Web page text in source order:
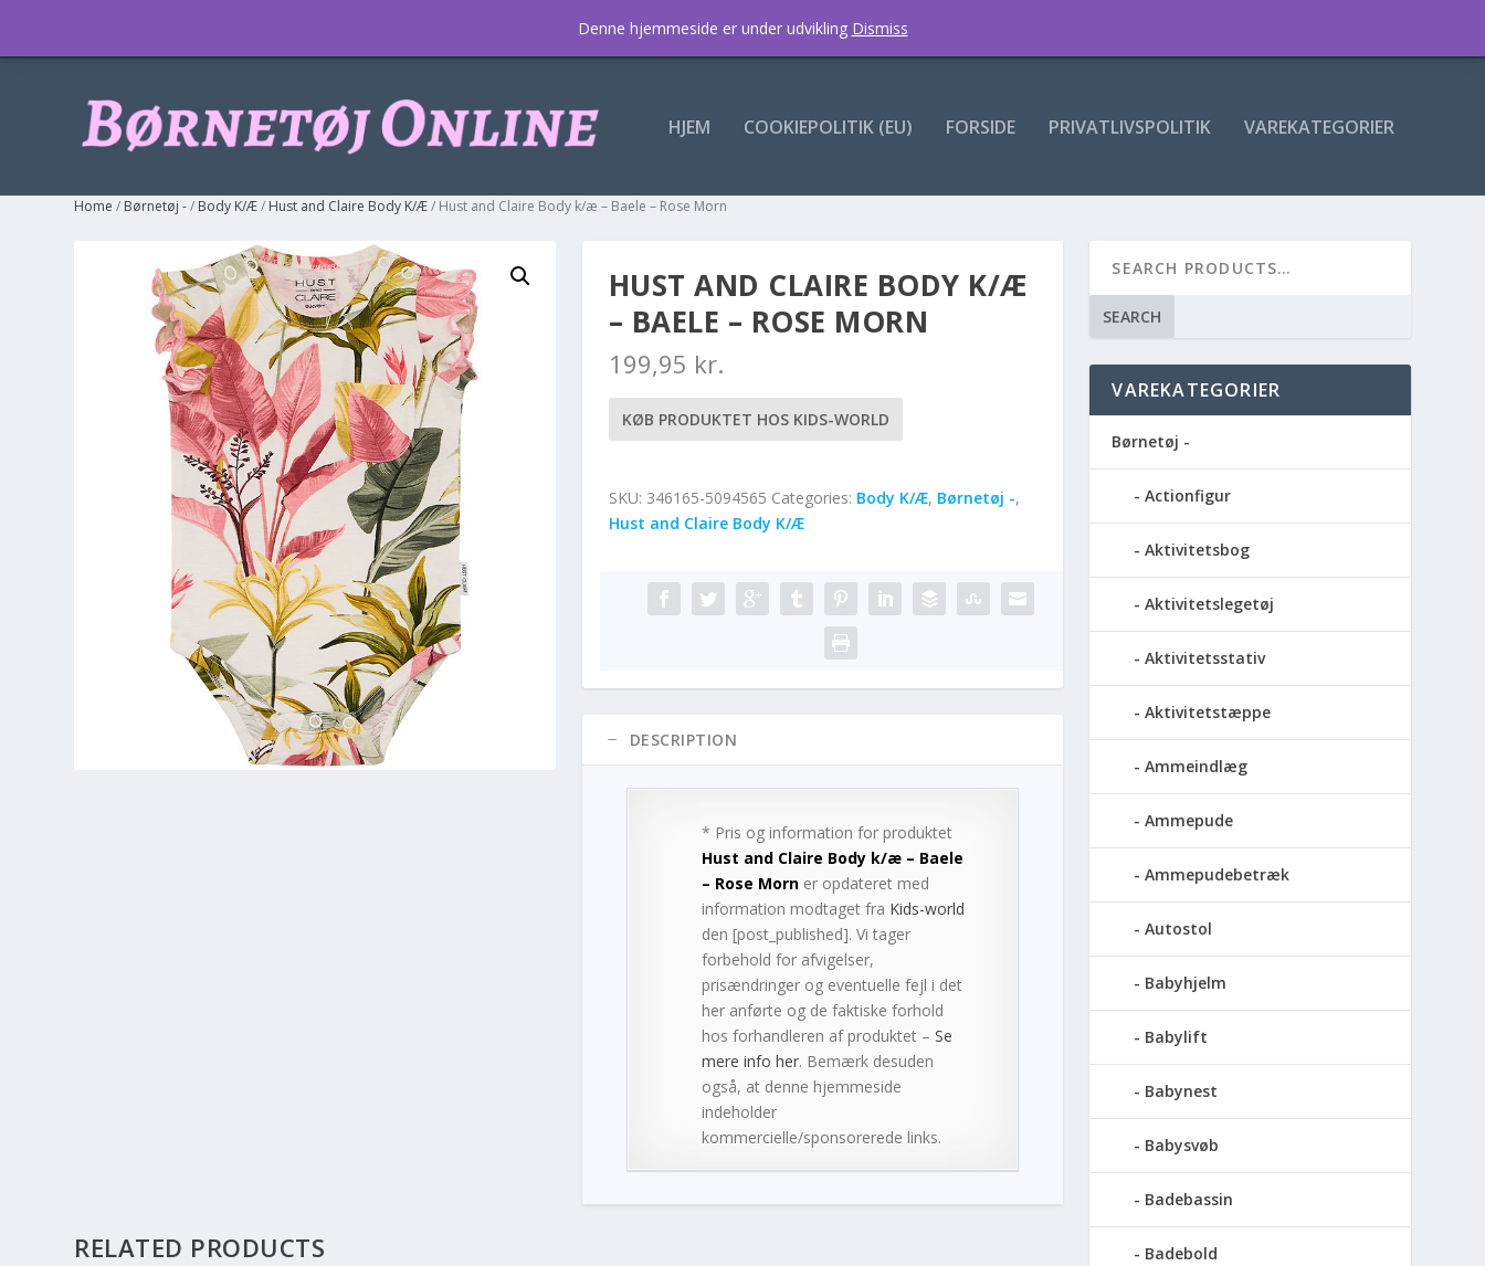
HJEM COOKIEPOLITIK (EU) FORSIDE PRIVATLIVSPOLITIK VAREKATEGORIER
Home / Børnetøj -/ Body K/Æ/ Hust and Claire Body K/Æ/ Hust and Claire Body k/æ – Baele – Rose Morn
HUST AND CLAIRE BODY K/Æ
– BAELE – ROSE MORN
199,95 kr.
KØB PRODUKTET HOS KIDS-WORLD
SKU: 346165-5094565 Categories: Body K/Æ, Børnetøj -,
Hust and Claire Body K/Æ
DESCRIPTION
* Pris og information for produktet
Hust and Claire Body k/æ – Baele
– Rose Morner opdateret med
information modtaget fra Kids-world
den [post_published]. Vi tager
forbehold for afvigelser,
prisændringer og eventuelle fejl i det
her anførte og de faktiske forhold
hos forhandleren af produktet – Se
mere info her. Bemærk desuden
også, at denne hjemmeside
indeholder
kommercielle/sponsorerede links.
RELATED PRODUCTS
SEARCH
VAREKATEGORIER
Børnetøj -
Actionfigur
Aktivitetsbog
Aktivitetslegetøj
Aktivitetsstativ
Aktivitetstæppe
Ammeindlæg
Ammepude
Ammepudebetræk
Autostol
Babyhjelm
Babylift
Babynest
Babysvøb
Badebassin
Badebold
Denne hjemmeside er under udvikling Dismiss